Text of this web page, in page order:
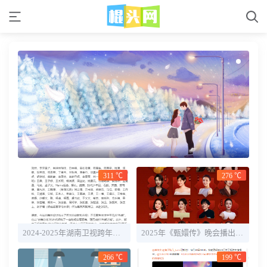
311 ℃
2024-2025年湖南卫视跨年晚会直播时间+全阵容明星官宣
276 ℃
2025年《甄嬛传》晚会播出时间几点 嘉宾名单一览
266 ℃ 199 ℃